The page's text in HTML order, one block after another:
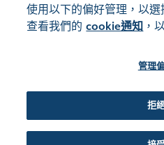
網站地圖
©2016-26 香港交易及結算所有限公司版
使用以下的偏好管理，以
查看我們的 cookie通知 ，
管理
拒